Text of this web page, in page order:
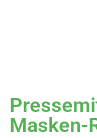
Masken-